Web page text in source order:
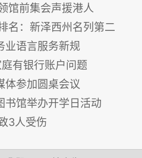
馆前集会声援港人
名：新泽西州名列第二
业语言服务新规
有银行账户问题
体参加圆桌会议
书馆举办开学日活动
3人受伤